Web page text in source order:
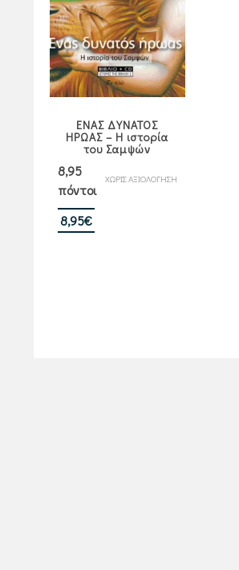
ΕΝΑΣ ΔΥΝΑΤΟΣ
ΗΡΩΑΣ – Η ιστορία
του Σαμψών
ΧΩΡΙΣ ΑΞΙΟΛΟΓΗΣΗ
8,95
πόντοι
8,95€